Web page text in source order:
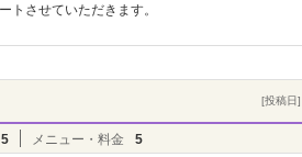
させていただきます。
[投稿日
5 メニュー・料金 5